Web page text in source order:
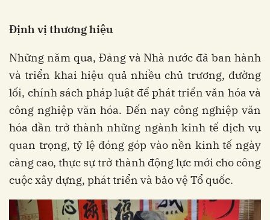
Định vị thương hiệu
Những năm qua, Đảng và Nhà nước đã ban hành
và triển khai hiệu quả nhiều chủ trương, đường
lối, chính sách pháp luật để phát triển văn hóa và
công nghiệp văn hóa. Đến nay công nghiệp văn
hóa dần trở thành những ngành kinh tế dịch vụ
quan trọng, tỷ lệ đóng góp vào nền kinh tế ngày
càng cao, thực sự trở thành động lực mới cho công
cuộc xây dựng, phát triển và bảo vệ Tổ quốc.